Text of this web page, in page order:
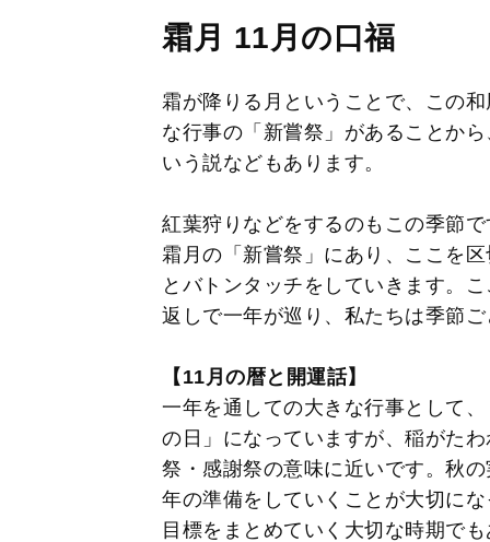
霜月 11月の口福
霜が降りる月ということで、この
な行事の「新嘗祭」があることか
いう説などもあります。
紅葉狩りなどをするのもこの季節
霜月の「新嘗祭」にあり、ここを
とバトンタッチをしていきます。
返しで一年が巡り、私たちは季節
【11月の暦と開運話】
一年を通しての大きな行事として
の日」になっていますが、稲がた
祭・感謝祭の意味に近いです。秋
年の準備をしていくことが大切に
目標をまとめていく大切な時期で